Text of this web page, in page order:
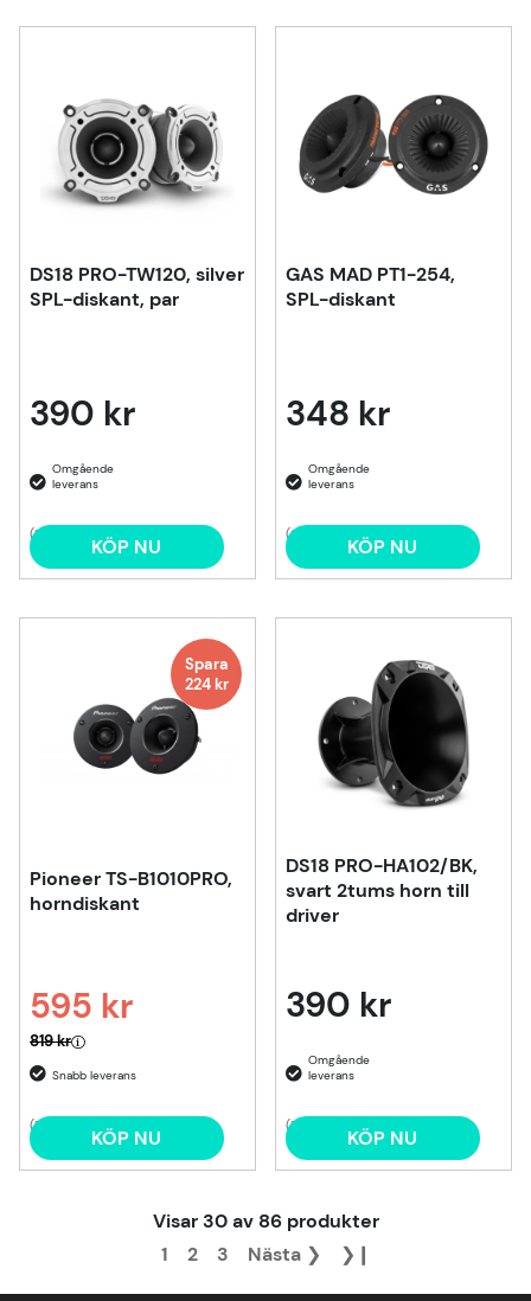
DS18 PRO-TW120, silver
SPL-diskant, par
390 kr
(1) KÖP NU
GAS MAD PT1-254,
SPL-diskant
348 kr
(3) KÖP NU
Spara
224kr
Pioneer TS-B1010PRO,
horndiskant
595 kr
Ordinarie pris:
819 kr
(1) KÖP NU
DS18 PRO-HA102/BK,
svart 2tums horn till
driver
390 kr
(1) KÖP NU
Visar30av 86produkter
1
2 3 Nästa ❯ ❯❙